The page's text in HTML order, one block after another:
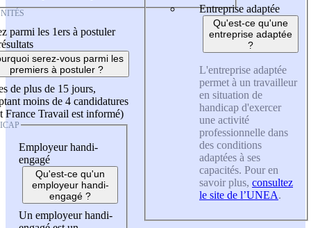
parmi les 1ers à postuler
serez-vous parmi les
premiers à postuler ?
de plus de 15 jours,
moins de 4 candidatures
France Travail est informé)
Employeur handi-
engagé
Qu'est-ce qu'un
employeur handi-
engagé ?
Un employeur handi-
Entreprise adaptée
Qu'est-ce qu'une
entreprise adaptée
?
L'entreprise adaptée
permet à un travailleur
en situation de
handicap d'exercer
une activité
professionnelle dans
des conditions
adaptées à ses
capacités. Pour en
savoir plus, consultez
le site de l’UNEA.